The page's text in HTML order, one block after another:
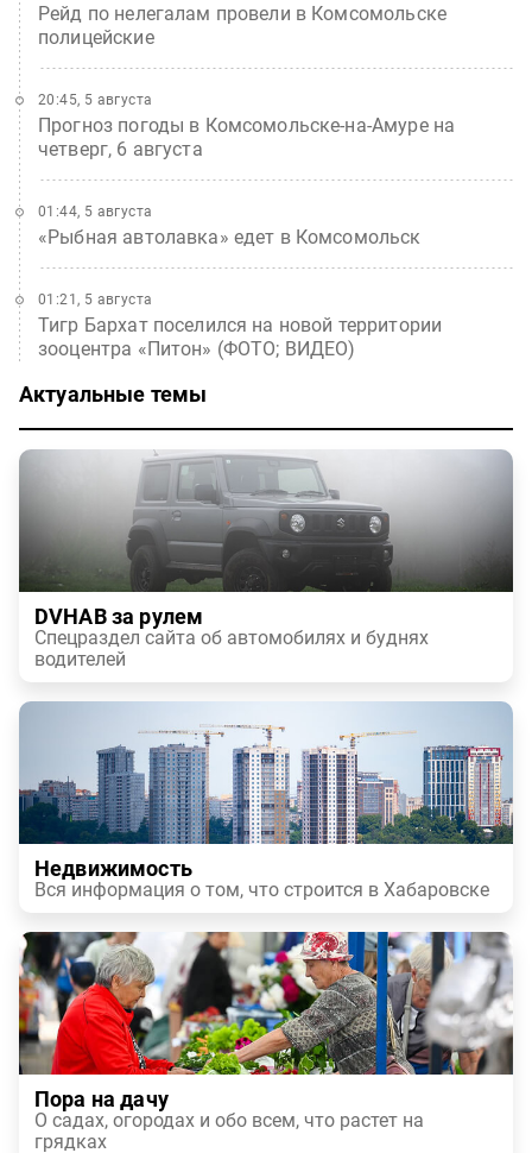
Рейд по нелегалам провели в Комсомольске
полицейские
Прогноз погоды в Комсомольске-на-Амуре на
четверг, 6 августа
20:45, 5 августа
«Рыбная автолавка» едет в Комсомольск
01:44, 5 августа
Тигр Бархат поселился на новой территории
зооцентра «Питон» (ФОТО; ВИДЕО)
01:21, 5 августа
Актуальные темы
DVHAB за рулем
Спецраздел сайта об автомобилях и буднях
водителей
Недвижимость
Вся информация о том, что строится в Хабаровске
Пора на дачу
О садах, огородах и обо всем, что растет на
грядках